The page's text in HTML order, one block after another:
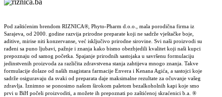
Pod zaštićenim brendom RIZNICA®, Phyto-Pharm d.o.o., mala porodična firma iz
Sarajeva, od 2000. godine razvija prirodne preparate koji ne sadrže vještačke boje,
aditive, mirise niti konzervanse, već isključivo prirodne sirovine. Svi naši proizvodi su
rađeni sa puno ljubavi, pažnje i znanja kako bismo obezbjedili kvalitet koji naši kupci
prepoznaju od samog početka. Spajanje prirodnih sastojaka u savršenu formulaciju
jedinstvenih proizvoda za različita zdravstvena stanja zahtijeva mnogo znanja. Takve
formulacije dolaze od naših magistara farmacije Envera i Kenana Agića, a sastojci koje
sadrže osiguravaju da svaki od preparata daje maksimalne rezultate za očuvanje vašeg
zdravlja. Iznimno se ponosimo našom širokom paletom bezalkoholnih kapi koje smo
prvi u BiH počeli proizvoditi, a možete ih prepoznati po zaštićenoj skraćenici b.a. ®